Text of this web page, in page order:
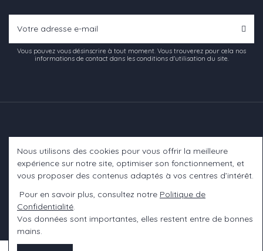
Vous pouvez vous désinscrire à tout moment. Vous trouverez pour cela nos
informations de contact dans les conditions d'utilisation du site.
Informations
Contact us
Nous utilisons des cookies pour vous offrir la meilleure
expérience sur notre site, optimiser son fonctionnement, et
vous proposer des contenus adaptés à vos centres d’intérêt.
Pour en savoir plus, consultez notre Politique de
Confidentialité.
Vos données sont importantes, elles restent entre de bonnes
mains.